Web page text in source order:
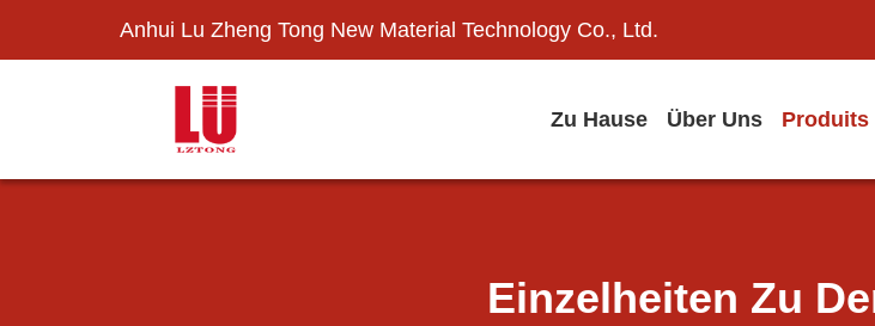
Anhui Lu Zheng Tong New Material Technology Co., Ltd.
Zu Hause Über Uns Produits
Einzelheiten Zu